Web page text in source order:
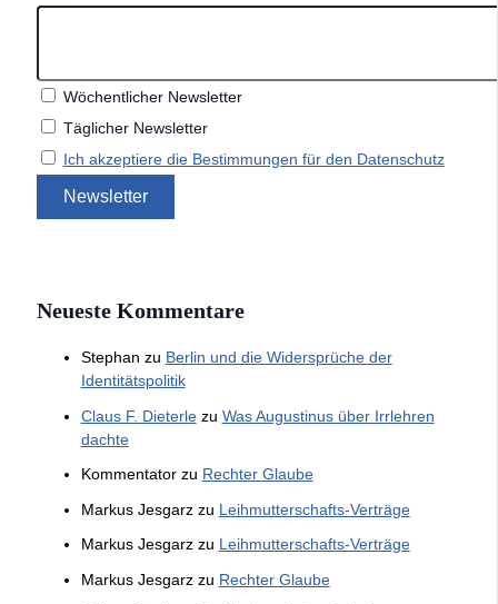
Wöchentlicher Newsletter
Täglicher Newsletter
Ich akzeptiere die Bestimmungen für den Datenschutz
Neueste Kommentare
Stephan zu Berlin und die Widersprüche der
Identitätspolitik
Claus F. Dieterlezu Was Augustinus über Irrlehren
dachte
Kommentatorzu Rechter Glaube
Markus Jesgarzzu Leihmutterschafts-Verträge
Markus Jesgarzzu Leihmutterschafts-Verträge
Markus Jesgarzzu Rechter Glaube